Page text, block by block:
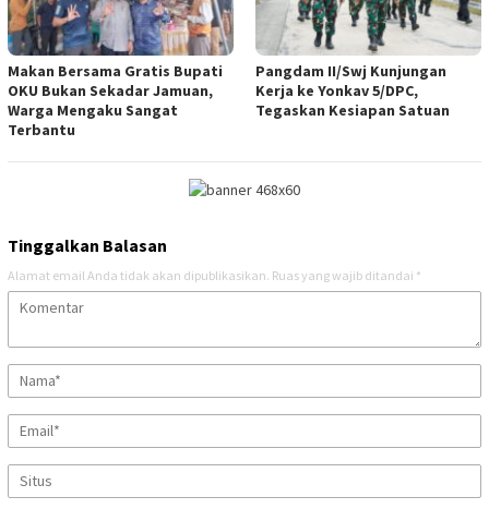
Makan Bersama Gratis Bupati
OKU Bukan Sekadar Jamuan,
Warga Mengaku Sangat
Terbantu
Pangdam II/Swj Kunjungan
Kerja ke Yonkav 5/DPC,
Tegaskan Kesiapan Satuan
Tinggalkan Balasan
Alamat email Anda tidak akan dipublikasikan. Ruas yang wajib ditandai *